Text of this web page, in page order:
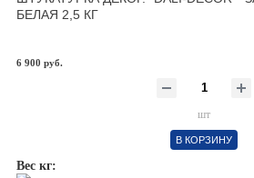
БЕЛАЯ 2,5 КГ
6 900 руб.
шт
В КОРЗИНУ
Вес кг: